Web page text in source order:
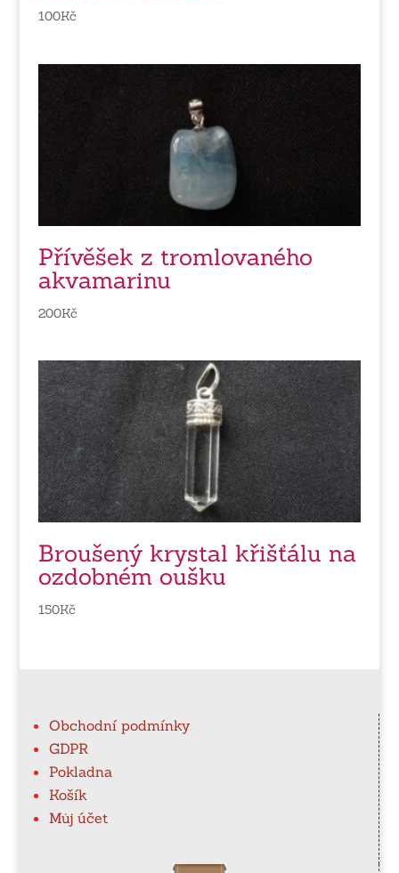
100Kč
Přívěšek z tromlovaného
akvamarinu
200Kč
Broušený krystal křišťálu na
ozdobném oušku
150Kč
Obchodní podmínky
GDPR
Pokladna
Košík
Můj účet